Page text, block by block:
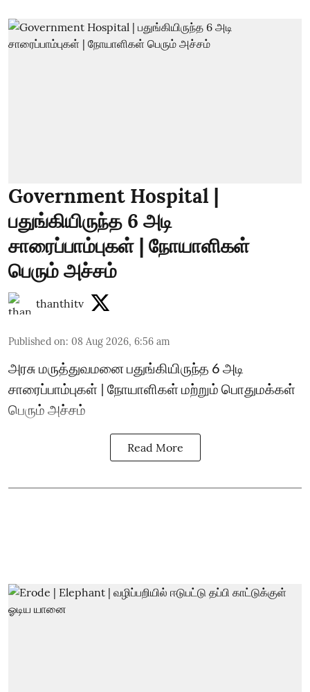
Government Hospital |
பதுங்கியிருந்த 6 அடி
சாரைப்பாம்புகள் | நோயாளிகள்
பெரும் அச்சம்
thanthitv
Published on: 08 Aug 2026, 6:56 am
அரசு மருத்துவமனை பதுங்கியிருந்த 6 அடி
சாரைப்பாம்புகள் | நோயாளிகள் மற்றும் பொதுமக்கள்
பெரும் அச்சம்
Read More